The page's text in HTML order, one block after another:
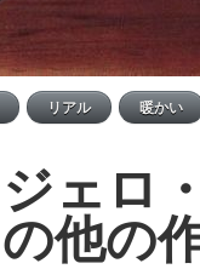
ェロ
他の